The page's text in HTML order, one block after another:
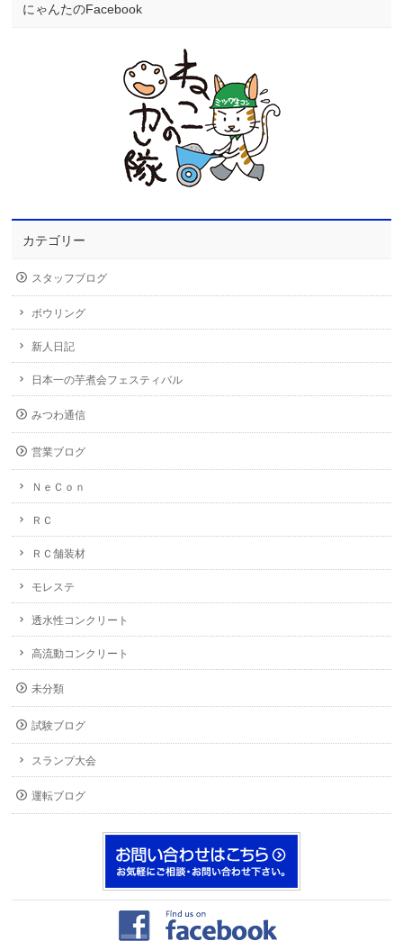
にゃんたのFacebook
カテゴリー
スタッフブログ
ボウリング
新人日記
日本一の芋煮会フェスティバル
みつわ通信
営業ブログ
ＮｅＣｏｎ
ＲＣ
ＲＣ舗装材
モレステ
透水性コンクリート
高流動コンクリート
未分類
試験ブログ
スランプ大会
運転ブログ